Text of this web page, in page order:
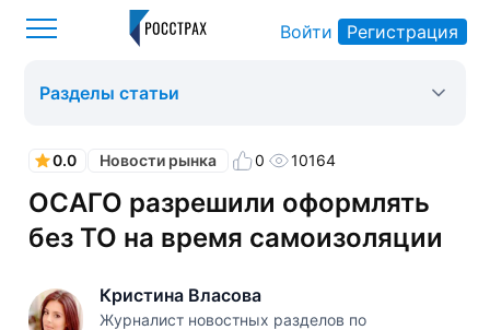
Войти Регистрация
0.0 Новости рынка 0 10164
ОСАГО разрешили оформлять
без ТО на время самоизоляции
Кристина Власова
Журналист новостных разделов по
Разделы статьи